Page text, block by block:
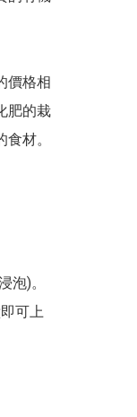
價格相
肥的栽
材。
泡)。
可上